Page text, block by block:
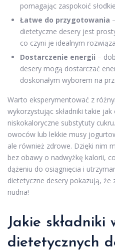
pomagając zaspokoić
Łatwe do przygotowania
dietetyczne desery jest
co czyni je idealnym
Dostarczenie energii –
desery mogą dostarczać
doskonałym wyborem na
Warto eksperymentować z
wykorzystując składniki takie
niskokaloryczne substytuty
owoców lub lekkie musy
ale również zdrowe. Dzięki nim
bez obawy o nadwyżkę kalorii,
dążeniu do osiągnięcia i
dietetyczne desery pokazują, że
nudna!
Jakie składniki
dietetycznych